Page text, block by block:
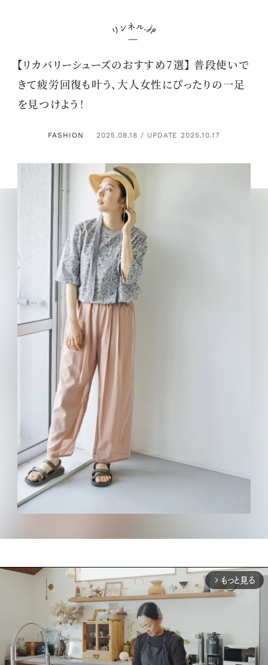
【リカバリーシューズのおすすめ7選】 普段使いで
きて疲労回復も叶う、大人女性にぴったりの一足
を見つけよう！
FASHION ： 2025.08.18 / UPDATE 2025.10.17
arrow_forward_ios もっと見る